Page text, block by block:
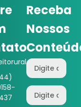
Receba
Nossos